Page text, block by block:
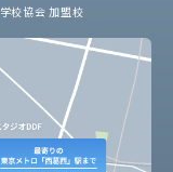
校協会 加盟校